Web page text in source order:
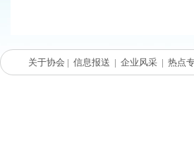
关于协会 |信息报送 |企业风采 |热点